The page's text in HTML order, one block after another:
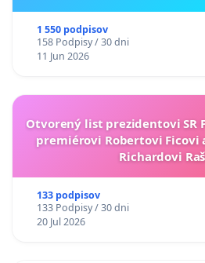
1 550 podpisov
158 Podpisy / 30 dni
11 Jun 2026
Otvorený list prezidentovi SR
premiérovi Robertovi Ficovi
Richardovi
133 podpisov
133 Podpisy / 30 dni
20 Jul 2026